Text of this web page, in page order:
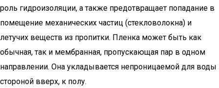
роль гидроизоляции, а также предотвращает попадание в
помещение механических частиц (стекловолокна) и
летучих веществ из пропитки. Пленка может быть как
обычная, так и мембранная, пропускающая пар в одном
направлении. Она укладывается непроницаемой для воды
стороной вверх, к полу.